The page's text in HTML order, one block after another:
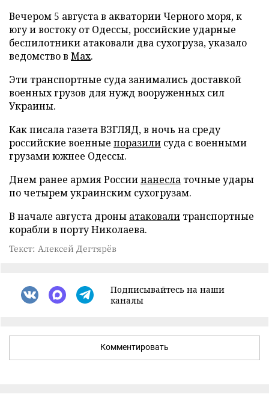
Вечером 5 августа в акватории Черного моря, к
югу и востоку от Одессы, российские ударные
беспилотники атаковали два сухогруза, указало
ведомство в Max.
Эти транспортные суда занимались доставкой
военных грузов для нужд вооруженных сил
Украины.
Как писала газета ВЗГЛЯД, в ночь на среду
российские военные поразили суда с военными
грузами южнее Одессы.
Днем ранее армия Россиинанесла точные удары
по четырем украинским сухогрузам.
В начале августа дроны атаковали транспортные
корабли в порту Николаева.
Текст: Алексей Дегтярёв
Подписывайтесь на наши
каналы
Комментировать